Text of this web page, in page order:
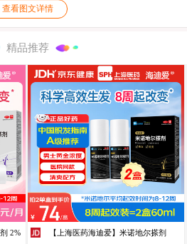
查看图文详情
精品推荐
2% 【上海医药海迪爱】米诺地尔搽剂